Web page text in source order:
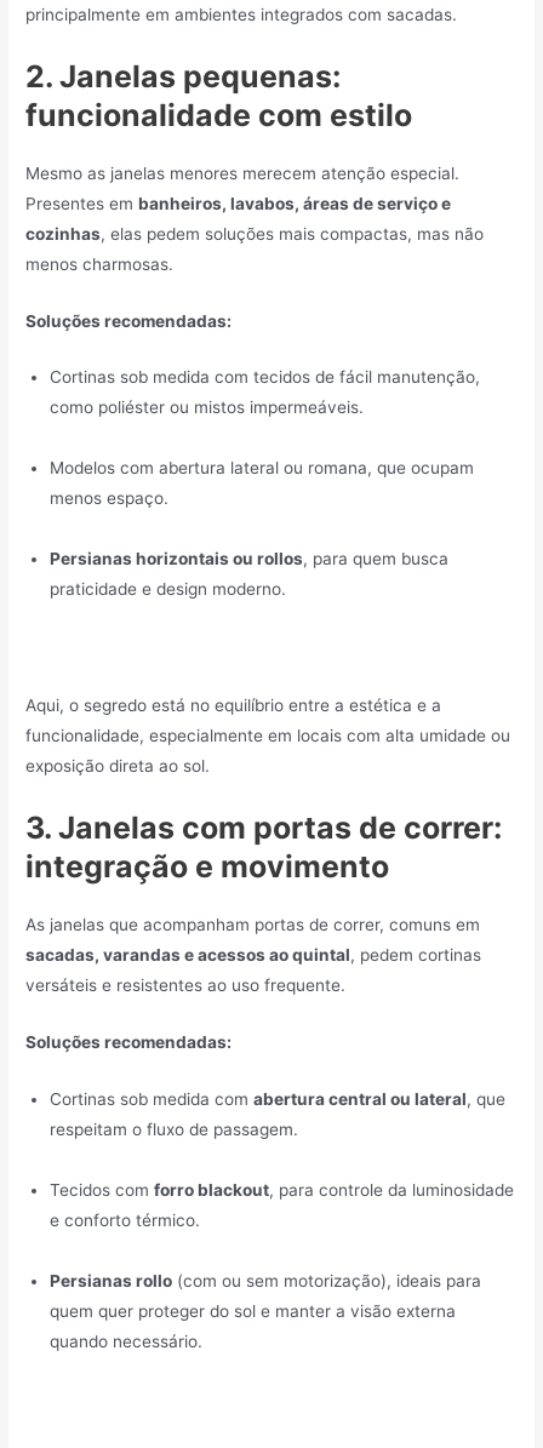
principalmente em ambientes integrados com sacadas.
2. Janelas pequenas:
funcionalidade com estilo
Mesmo as janelas menores merecem atenção especial.
Presentes embanheiros, lavabos, áreas de serviço e
cozinhas, elas pedem soluções mais compactas, mas não
menos charmosas.
Soluções recomendadas:
Cortinas sob medida com tecidos de fácil manutenção,
como poliéster ou mistos impermeáveis.
Modelos com abertura lateral ou romana, que ocupam
menos espaço.
Persianas horizontais ou rollos, para quem busca
praticidade e design moderno.
Aqui, o segredo está no equilíbrio entre a estética e a
funcionalidade, especialmente em locais com alta umidade ou
exposição direta ao sol.
3. Janelas com portas de correr:
integração e movimento
As janelas que acompanham portas de correr, comuns em
sacadas, varandas e acessos ao quintal, pedem cortinas
versáteis e resistentes ao uso frequente.
Soluções recomendadas:
Cortinas sob medida comabertura central ou lateral, que
respeitam o fluxo de passagem.
Tecidos comforro blackout, para controle da luminosidade
e conforto térmico.
Persianas rollo (com ou sem motorização), ideais para
quem quer proteger do sol e manter a visão externa
quando necessário.